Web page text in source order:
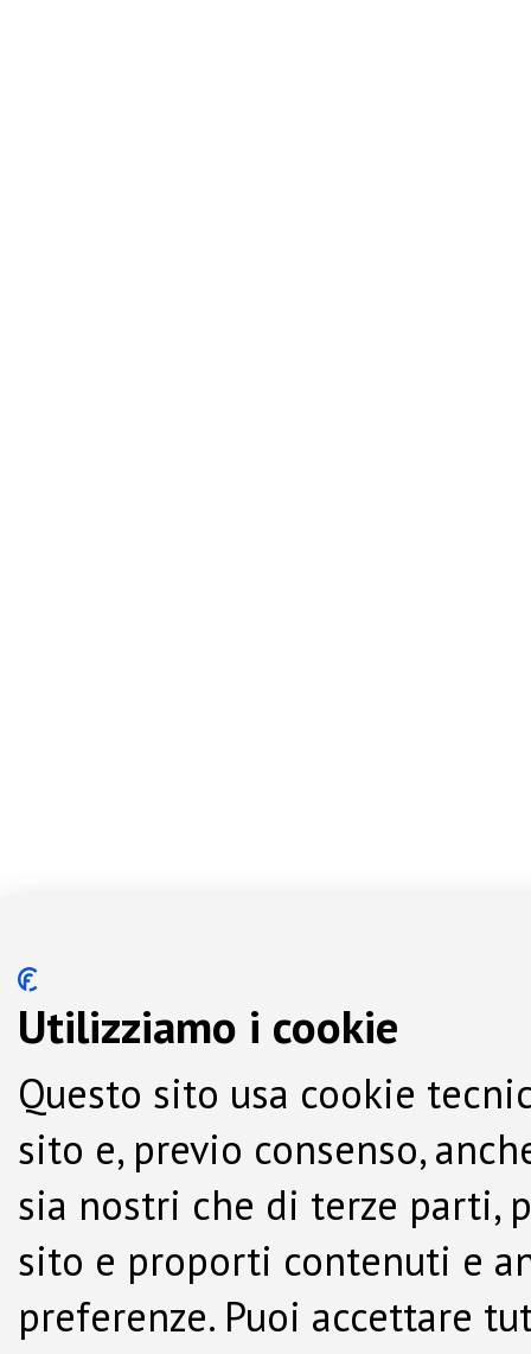
Utilizziamo i cookie
Questo sito usa cookie
sito e, previo consenso,
sia nostri che di terze parti,
sito e proporti contenuti e
preferenze. Puoi accettare